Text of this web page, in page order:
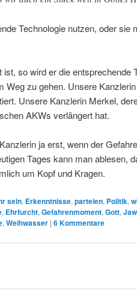
Technologie nutzen, oder sie
so wird er die entsprechende
Weg zu gehen. Unsere
Unsere Kanzlerin Merkel,
AKWs verlängert hat.
ja erst, wenn der
Tages kann man ablesen,
um Kopf und Kragen.
sein, Erkenntnisse, parteien, Politik,
, Ehrfurcht, Gefahrenmoment, Gott,
, Weihwasser | 6Kommentare